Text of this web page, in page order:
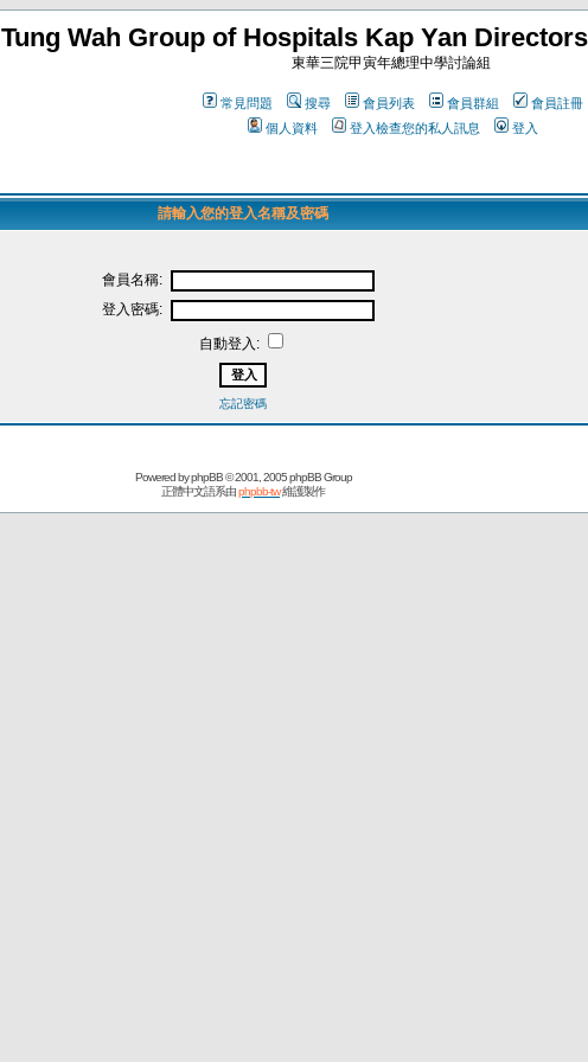
Tung Wah Group of Hospitals Kap Yan
東華三院甲寅年總理中學討論組
常見問題 搜尋 會員列表 會員群組
會員註冊
個人資料
登入檢查您的私人訊息 登入
請輸入您的登入名稱及密碼
會員名稱:
登入密碼:
自動登入:
忘記密碼
Powered byphpBB© 2001, 2005 phpBB Group
正體中文語系由phpbb-tw維護製作